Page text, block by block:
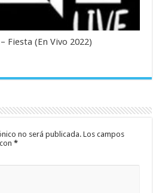
Fiesta (En Vivo 2022)
no será publicada. Los campos
*